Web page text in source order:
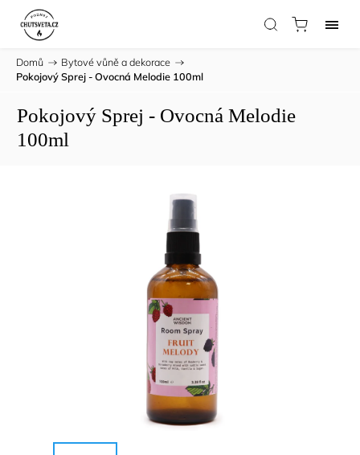
Domů / Bytové vůně a dekorace /
Pokojový Sprej - Ovocná Melodie 100ml
Pokojový Sprej - Ovocná Melodie
100ml